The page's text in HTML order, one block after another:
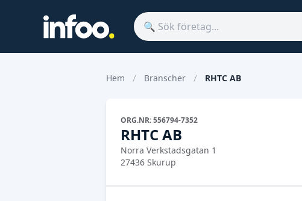
Hem Branscher RHTC AB
ORG.NR: 556794-7352
RHTC AB
Norra Verkstadsgatan 1
27436 Skurup